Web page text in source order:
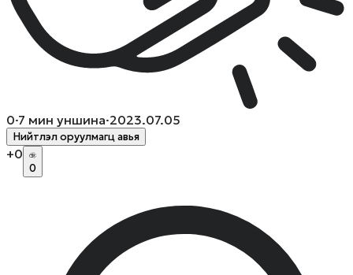
0·7 мин уншина·2023.07.05
Нийтлэл оруулмагц авья
+0
0